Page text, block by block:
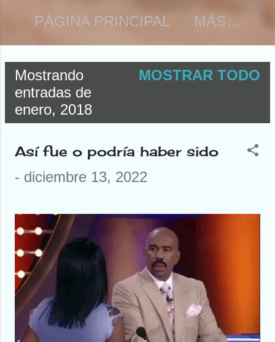
PÁGINA PRINCIPAL MÁS…
E
n
d
a
s
Mostrando
entradas de
enero, 2018
MOSTRAR TODO
Así fue o podría haber sido
- diciembre 13, 2022